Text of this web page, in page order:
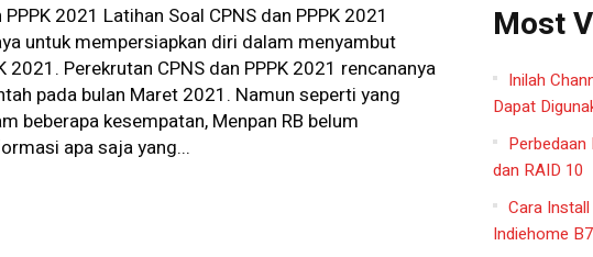
2021 Latihan Soal CPNS dan PPPK 2021
untuk mempersiapkan diri dalam menyambut
2021. Perekrutan CPNS dan PPPK 2021 rencananya
pada bulan Maret 2021. Namun seperti yang
beberapa kesempatan, Menpan RB belum
apa saja yang...
Most
Inilah
Dapat
Perbedaan
dan RAID 10
Cara
Indiehome